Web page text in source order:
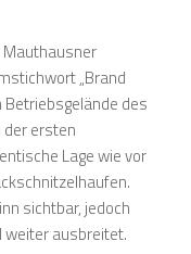
Mauthausner
„Brand
des
ersten
Lage wie vor
sichtbar, jedoch
weiter ausbreitet.